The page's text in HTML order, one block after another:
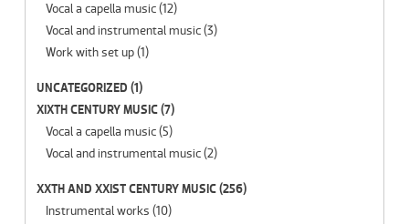
Vocal a capella music(12)
Vocal and instrumental music(3)
Work with set up(1)
UNCATEGORIZED (1)
XIXTH CENTURY MUSIC(7)
Vocal a capella music(5)
Vocal and instrumental music(2)
XXTH AND XXIST CENTURY MUSIC(256)
Instrumental works (10)